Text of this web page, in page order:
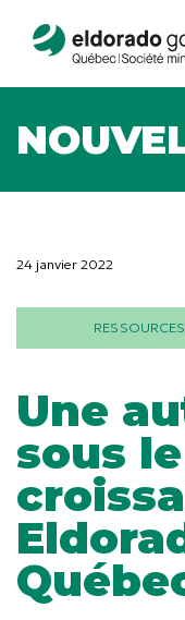
24 janvier 2022
Une
sous